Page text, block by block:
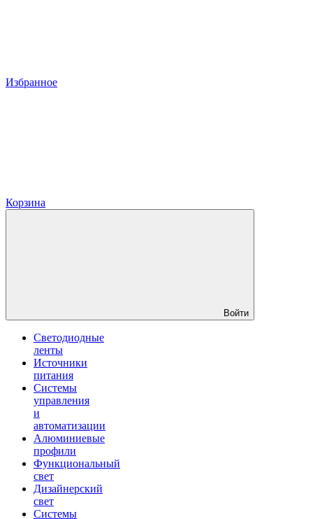
Избранное
Корзина
Войти
Светодиодные
ленты
Источники
питания
Системы
управления
и
автоматизации
Алюминиевые
профили
Функциональный
свет
Дизайнерский
свет
Системы